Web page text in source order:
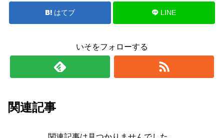
はてブ LINE
いそをフォローする
関連記事